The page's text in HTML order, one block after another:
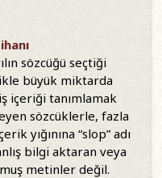
sözcüğü seçtiği
büyük miktarda
içeriği tanımlamak
sözcüklerle, fazla
yığınına “slop” adı
bilgi aktaran veya
metinler değil.